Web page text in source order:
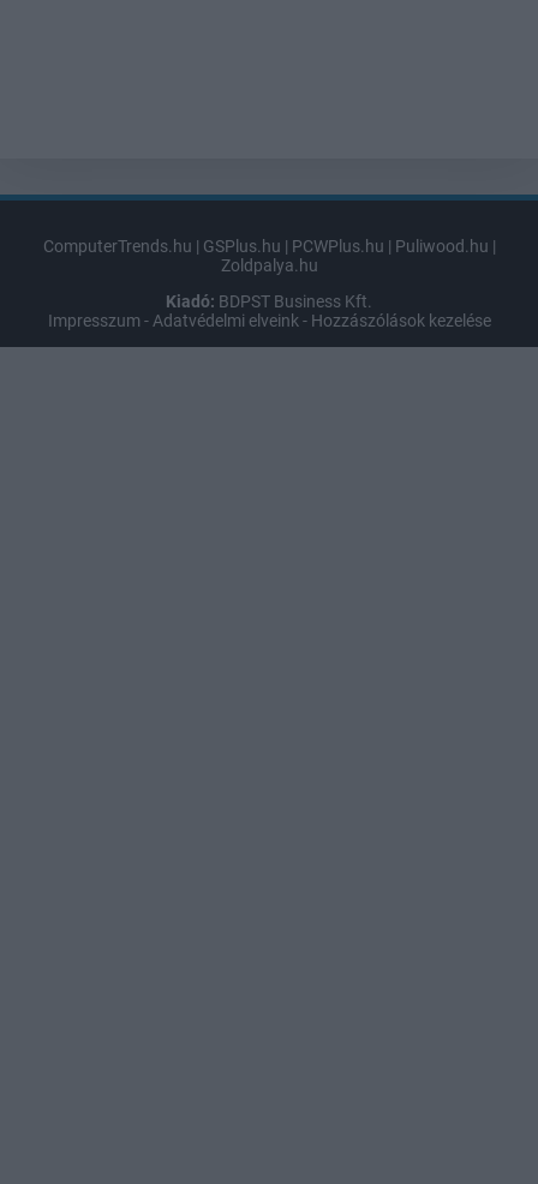
ComputerTrends.hu | GSPlus.hu | PCWPlus.hu | Puliwood.hu |
Zoldpalya.hu
Kiadó: BDPST Business Kft.
Impresszum - Adatvédelmi elveink - Hozzászólások kezelése